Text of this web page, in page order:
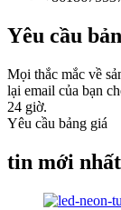
Yêu cầu
Mọi thắc mắc về
lại email của bạn
24 giờ.
Yêu cầu bảng giá
tin mới nhất